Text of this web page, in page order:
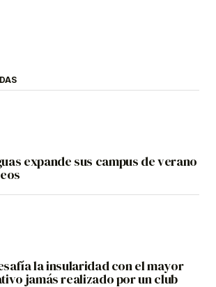
expande sus campus de verano
la insularidad con el mayor
jamás realizado por un club